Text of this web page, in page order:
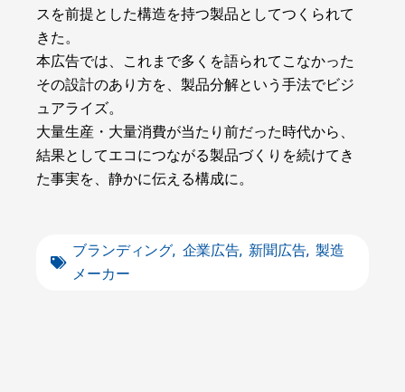
スを前提とした構造を持つ製品としてつくられて
きた。
本広告では、これまで多くを語られてこなかった
その設計のあり方を、製品分解という手法でビジ
ュアライズ。
大量生産・大量消費が当たり前だった時代から、
結果としてエコにつながる製品づくりを続けてき
た事実を、静かに伝える構成に。
ブランディング, 企業広告, 新聞広告,製造
メーカー